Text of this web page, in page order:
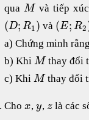
quaMvà tiếp
(D; R1) và (E; R2
a) Chứng minh rằng
b) Khi Mthay đổi
c) Khi Mthay đổi
Cho x,y, z là các